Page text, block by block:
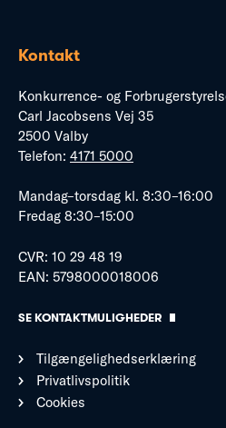
Kontakt
Konkurrence- og
Carl Jacobsens Vej 35
2500 Valby
Telefon: 4171 5000
Mandag–torsdag kl. 8:30–16:00
Fredag 8:30–15:00
CVR: 10 29 48 19
EAN: 5798000018006
SE KONTAKTMULIGHEDER
Tilgængelighedserklæring
Privatlivspolitik
Cookies